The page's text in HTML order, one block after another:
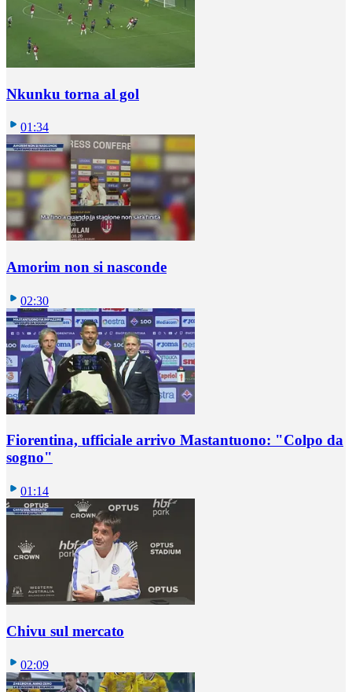
Nkunku torna al gol
01:34
Amorim non si nasconde
02:30
Fiorentina, ufficiale arrivo Mastantuono: "Colpo da
sogno"
01:14
Chivu sul mercato
02:09